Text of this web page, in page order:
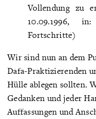
Vollendung zu
10.09.1996,
Fortschritte)
Wir sind nun an dem
Dafa-Praktizierenden
Hülle ablegen sollten.
Gedanken und jeder
Auffassungen und